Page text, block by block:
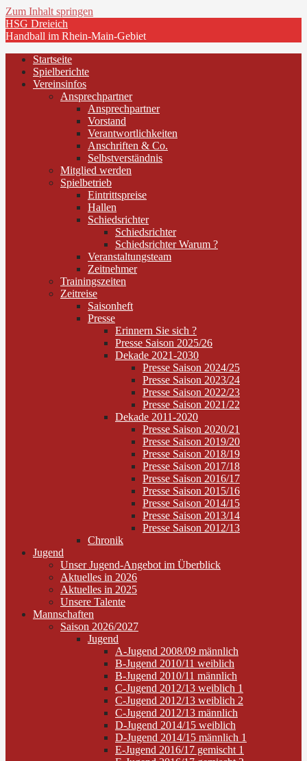
Zum Inhalt springen
HSG Dreieich
Handball im Rhein-Main-Gebiet
Startseite
Spielberichte
Vereinsinfos
Ansprechpartner
Ansprechpartner
Vorstand
Verantwortlichkeiten
Anschriften & Co.
Selbstverständnis
Mitglied werden
Spielbetrieb
Eintrittspreise
Hallen
Schiedsrichter
Schiedsrichter
Schiedsrichter Warum ?
Veranstaltungsteam
Zeitnehmer
Trainingszeiten
Zeitreise
Saisonheft
Presse
Erinnern Sie sich ?
Presse Saison 2025/26
Dekade 2021-2030
Presse Saison 2024/25
Presse Saison 2023/24
Presse Saison 2022/23
Presse Saison 2021/22
Dekade 2011-2020
Presse Saison 2020/21
Presse Saison 2019/20
Presse Saison 2018/19
Presse Saison 2017/18
Presse Saison 2016/17
Presse Saison 2015/16
Presse Saison 2014/15
Presse Saison 2013/14
Presse Saison 2012/13
Chronik
Jugend
Unser Jugend-Angebot im Überblick
Aktuelles in 2026
Aktuelles in 2025
Unsere Talente
Mannschaften
Saison 2026/2027
Jugend
A-Jugend 2008/09 männlich
B-Jugend 2010/11 weiblich
B-Jugend 2010/11 männlich
C-Jugend 2012/13 weiblich 1
C-Jugend 2012/13 weiblich 2
C-Jugend 2012/13 männlich
D-Jugend 2014/15 weiblich
D-Jugend 2014/15 männlich 1
E-Jugend 2016/17 gemischt 1